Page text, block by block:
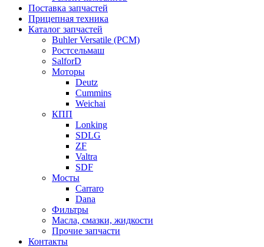
Поставка запчастей
Прицепная техника
Каталог запчастей
Buhler Versatile (РСМ)
Ростсельмаш
SalforD
Моторы
Deutz
Cummins
Weichai
КПП
Lonking
SDLG
ZF
Valtra
SDF
Мосты
Carraro
Dana
Фильтры
Масла, смазки, жидкости
Прочие запчасти
Контакты